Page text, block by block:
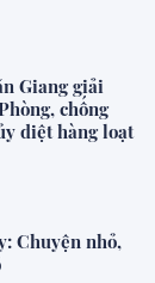
Giang giải
chống
diệt hàng loạt
Chuyện nhỏ,